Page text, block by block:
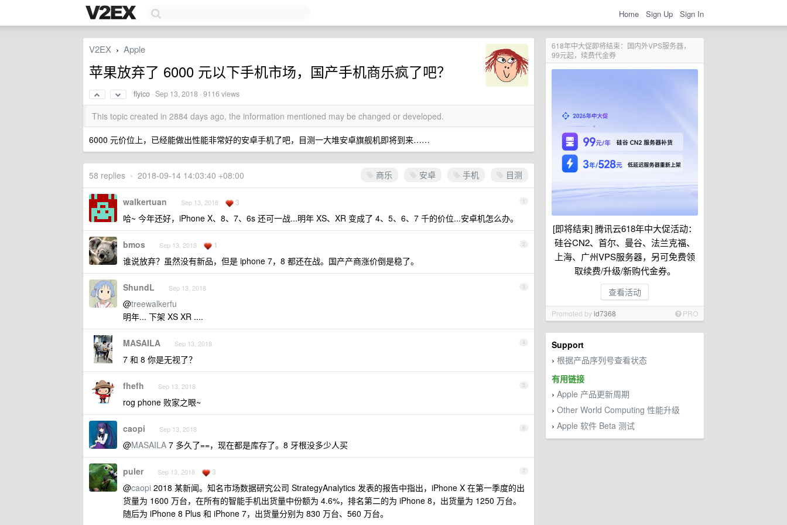
Home Sign Up Sign In
618年中大促即将结束：国内外VPS服务器，
99元起，续费代金券
[即将结束] 腾讯云618年中大促活动：
硅谷CN2、首尔、曼谷、法兰克福、
上海、广州VPS服务器，另可免费领
取续费/升级/新购代金券。
查看活动
Promoted byid7368 PRO
Support
› 根据产品序列号查看状态
有用链接
› Apple 产品更新周期
› Other World Computing 性能升级
› Apple 软件 Beta 测试
V2EX › Apple
苹果放弃了 6000 元以下手机市场，国产手机商乐疯了吧？
flyico ·Sep 13, 2018 · 9116 views
This topic created in 2884 days ago, the information mentioned may be changed or developed.
6000 元价位上，已经能做出性能非常好的安卓手机了吧，目测一大堆安卓旗舰机即将到来……
商乐 安卓 手机 目测
58 replies • 2018-09-14 14:03:40 +08:00
1
walkertuan Sep 13, 2018 3
哈~ 今年还好，iPhone X、8、7、6s 还可一战...明年 XS、XR 变成了 4、5、6、7 千的价位...安卓机怎么办。
2
bmos Sep 13, 2018 1
谁说放弃？虽然没有新品，但是 iphone 7，8 都还在战。国产产商涨价倒是稳了。
3
ShundL Sep 13, 2018
@treewalkerfu
明年... 下架 XS XR ....
4
MASAILA Sep 13, 2018
7 和 8 你是无视了？
5
fhefh Sep 13, 2018
rog phone 败家之眼~
6
caopi Sep 13, 2018
@MASAILA 7 多久了==，现在都是库存了。8 牙根没多少人买
7
puler Sep 13, 2018 3
@caopi 2018 某新闻。知名市场数据研究公司 StrategyAnalytics 发表的报告中指出，iPhone X 在第一季度的出
货量为 1600 万台，在所有的智能手机出货量中份额为 4.6%，排名第二的为 iPhone 8，出货量为 1250 万台。
随后为 iPhone 8 Plus 和 iPhone 7，出货量分别为 830 万台、560 万台。